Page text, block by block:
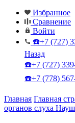
Избранное
Сравнение
Войти
☎️+7 (727)
Назад
☎️+7 (727)
☎️+7 (778)
Главная Главная
органов слуха